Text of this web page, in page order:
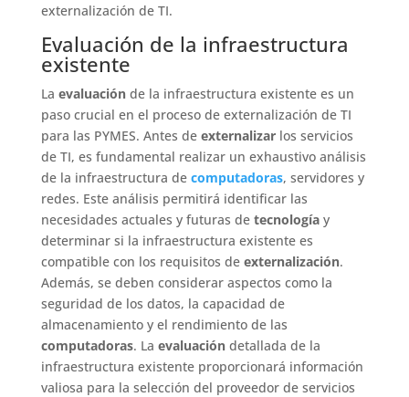
externalización de TI.
Evaluación de la infraestructura
existente
La evaluaciónde la infraestructura existente es un
paso crucial en el proceso de externalización de TI
para las PYMES. Antes de externalizarlos servicios
de TI, es fundamental realizar un exhaustivo análisis
de la infraestructura de computadoras, servidores y
redes. Este análisis permitirá identificar las
necesidades actuales y futuras de tecnologíay
determinar si la infraestructura existente es
compatible con los requisitos de externalización.
Además, se deben considerar aspectos como la
seguridad de los datos, la capacidad de
almacenamiento y el rendimiento de las
computadoras. La evaluacióndetallada de la
infraestructura existente proporcionará información
valiosa para la selección del proveedor de servicios